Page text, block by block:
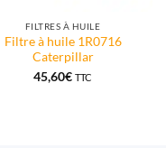
FILTRES À HUILE
Filtre à huile 1R0716
Caterpillar
45,60€ TTC